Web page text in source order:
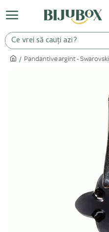
Pandantive argint - Swarovski